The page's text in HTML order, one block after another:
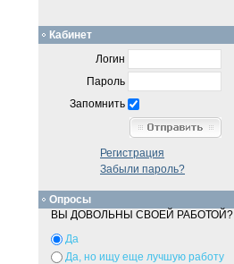
Кабинет
Логин
Пароль
Запомнить
Регистрация
Забыли пароль?
Опросы
ВЫ ДОВОЛЬНЫ СВОЕЙ РАБОТОЙ?
Да
Да, но ищу еще лучшую работу